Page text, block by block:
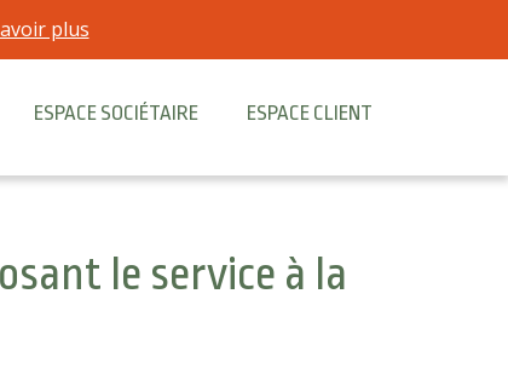
plus
ESPACE SOCIÉTAIRE ESPACE CLIENT
le service à la